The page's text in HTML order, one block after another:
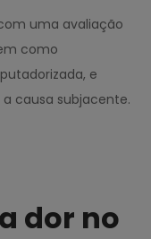
uma avaliação
como
e
causa subjacente.
dor no